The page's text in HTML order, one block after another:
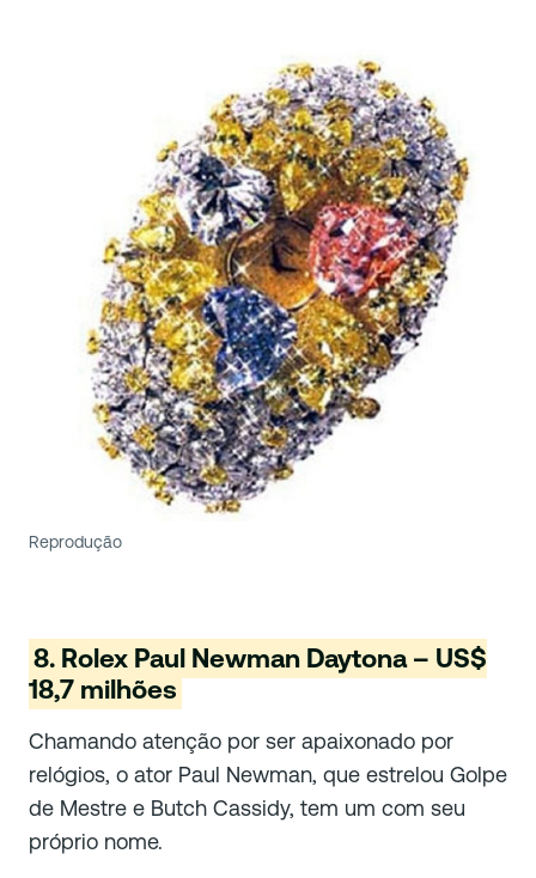
Reprodução
8. Rolex Paul Newman Daytona – US$
18,7 milhões
Chamando atenção por ser apaixonado por
relógios, o ator Paul Newman, que estrelou Golpe
de Mestre e Butch Cassidy, tem um com seu
próprio nome.